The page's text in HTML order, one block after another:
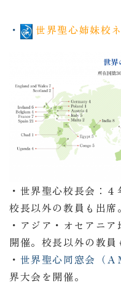
・ 世界聖心姉妹校
・世界聖心校長会：
校長以外の教員も出席。
・アジア・オセアニ
開催。校長以外の教員
・ 世界聖心同窓会（
界大会を開催。